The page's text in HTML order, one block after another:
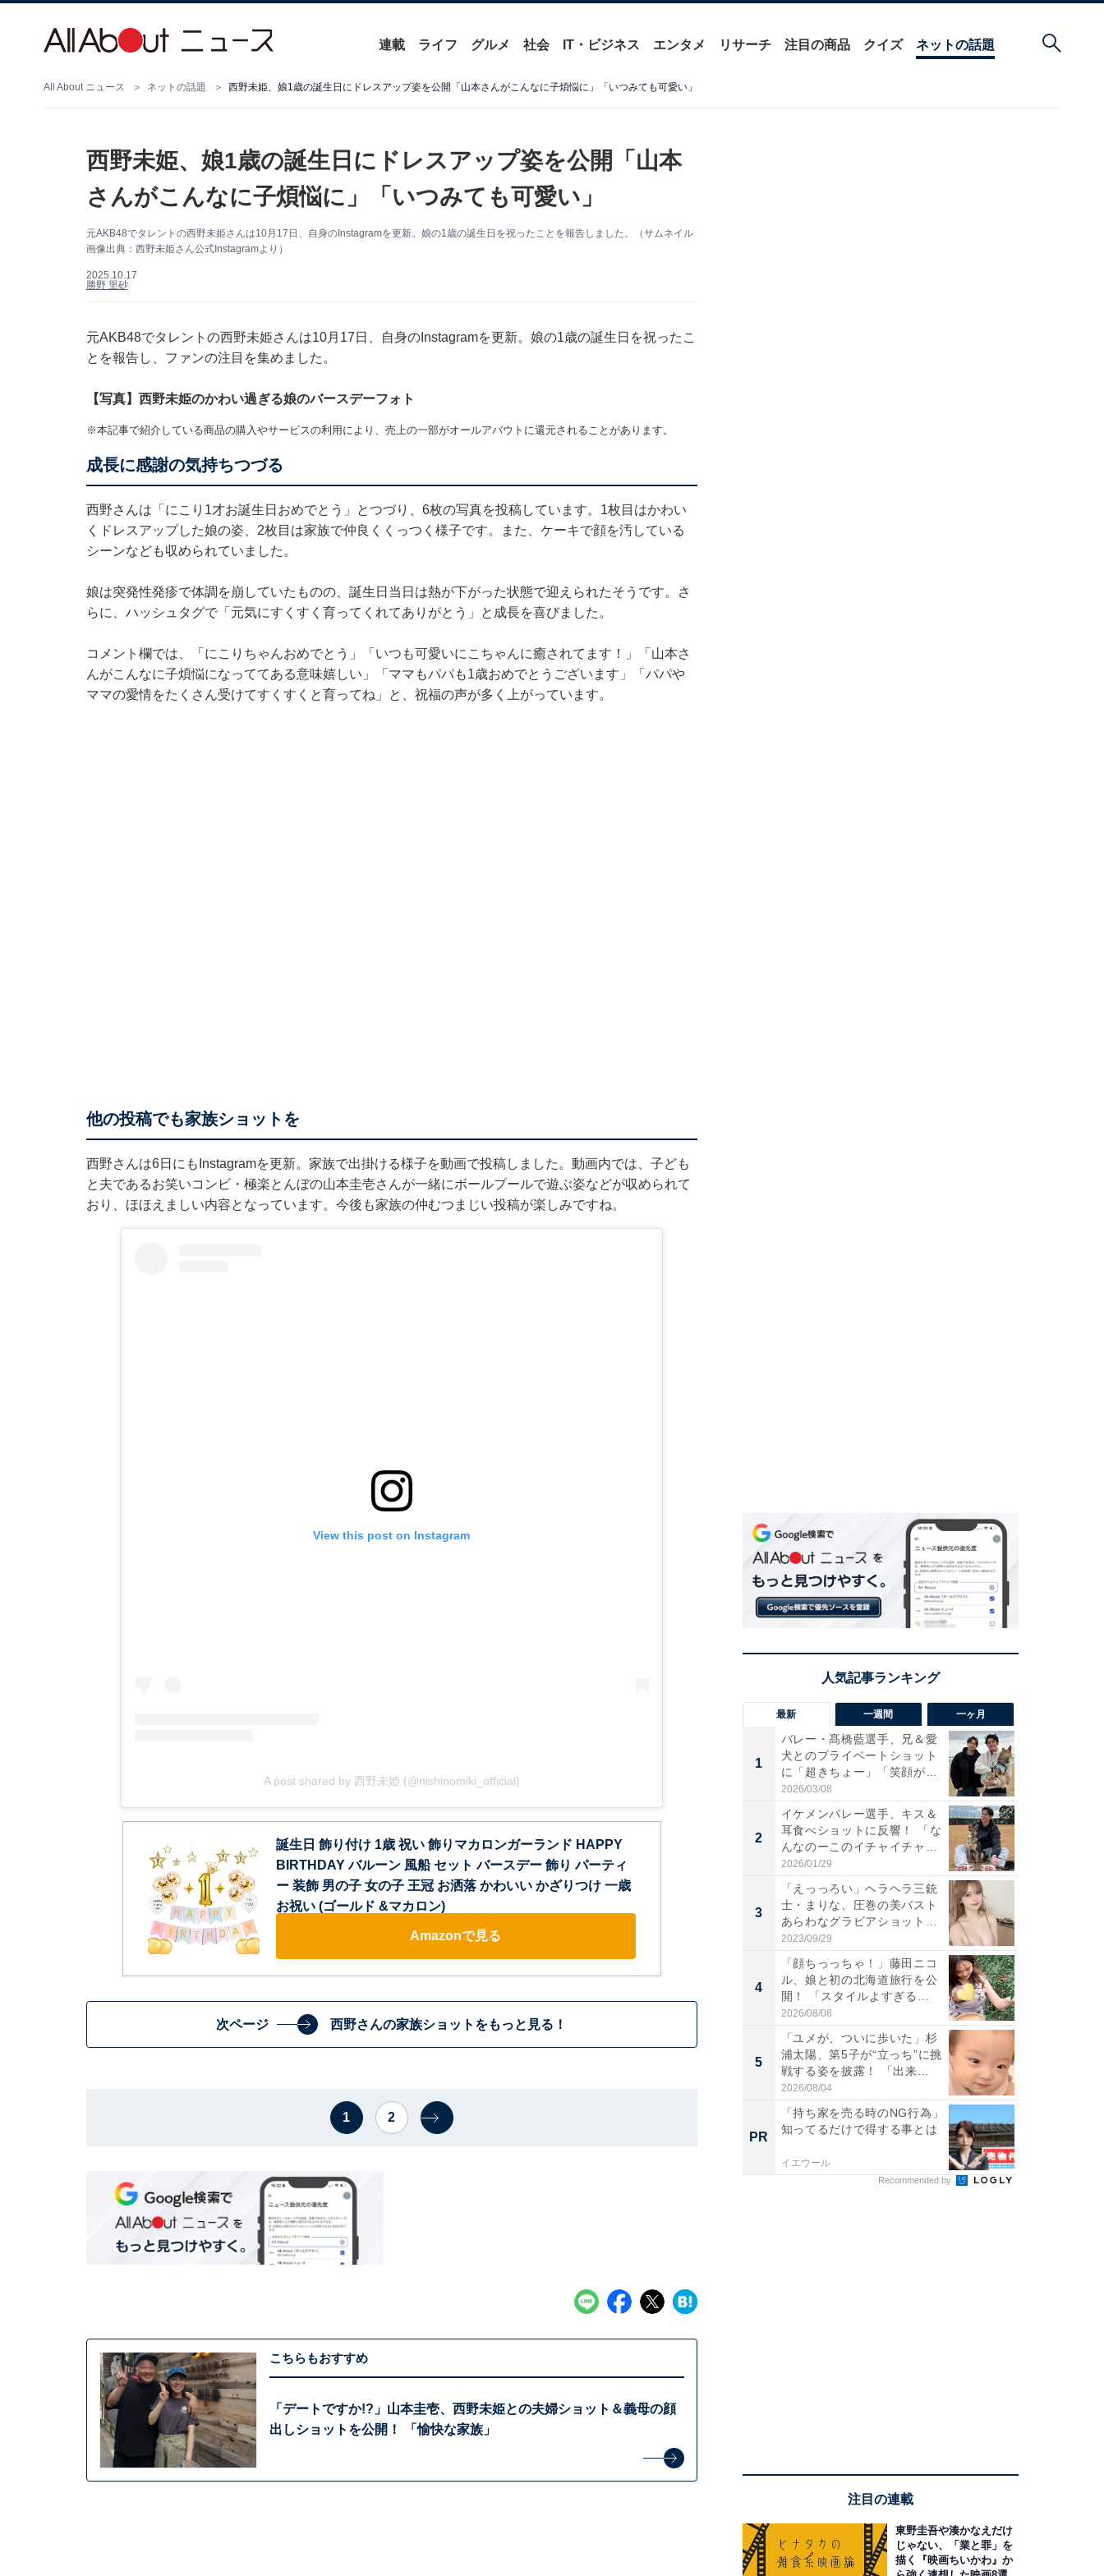
連載 ライフ グルメ 社会 IT・ビジネス エンタメ リサーチ 注目の商品 クイズ ネットの話題
All About ニュース ネットの話題 西野未姫、娘1歳の誕生日にドレスアップ姿を公開「山本さんがこんなに子煩悩に」「いつみても可愛い」
西野未姫、娘1歳の誕生日にドレスアップ姿を公開「山本
さんがこんなに子煩悩に」「いつみても可愛い」
元AKB48でタレントの西野未姫さんは10月17日、自身のInstagramを更新。娘の1歳の誕生日を祝ったことを報告しました。（サムネイル
画像出典：西野未姫さん公式Instagramより）
2025.10.17
勝野 里砂
元AKB48でタレントの西野未姫さんは10月17日、自身のInstagramを更新。娘の1歳の誕生日を祝ったこ
とを報告し、ファンの注目を集めました。
【写真】西野未姫のかわい過ぎる娘のバースデーフォト
※本記事で紹介している商品の購入やサービスの利用により、売上の一部がオールアバウトに還元されることがあります。
成長に感謝の気持ちつづる
西野さんは「にこり1才お誕生日おめでとう」とつづり、6枚の写真を投稿しています。1枚目はかわい
くドレスアップした娘の姿、2枚目は家族で仲良くくっつく様子です。また、ケーキで顔を汚している
シーンなども収められていました。
娘は突発性発疹で体調を崩していたものの、誕生日当日は熱が下がった状態で迎えられたそうです。さ
らに、ハッシュタグで「元気にすくすく育ってくれてありがとう」と成長を喜びました。
コメント欄では、「にこりちゃんおめでとう」「いつも可愛いにこちゃんに癒されてます！」「山本さ
んがこんなに子煩悩になっててある意味嬉しい」「ママもパパも1歳おめでとうございます」「パパや
ママの愛情をたくさん受けてすくすくと育ってね」と、祝福の声が多く上がっています。
他の投稿でも家族ショットを
西野さんは6日にもInstagramを更新。家族で出掛ける様子を動画で投稿しました。動画内では、子ども
と夫であるお笑いコンビ・極楽とんぼの山本圭壱さんが一緒にボールプールで遊ぶ姿などが収められて
おり、ほほえましい内容となっています。今後も家族の仲むつまじい投稿が楽しみですね。
View this post on Instagram
A post shared by 西野未姫 (@nishinomiki_official)
誕生日 飾り付け 1歳 祝い 飾りマカロンガーランド HAPPY
BIRTHDAY バルーン 風船 セット バースデー 飾り パーティ
ー 装飾 男の子 女の子 王冠 お洒落 かわいい かざりつけ 一歳
お祝い (ゴールド &マカロン)
Amazonで見る
次ページ 西野さんの家族ショットをもっと見る！
1 2
こちらもおすすめ
「デートですか!?」山本圭壱、西野未姫との夫婦ショット＆義母の顔
出しショットを公開！ 「愉快な家族」
最新 一週間 一ヶ月
1
バレー・髙橋藍選手、兄＆愛
犬とのプライベートショット
に「超きちょー」「笑顔が見
れ...
2026/03/08
2
イケメンバレー選手、キス＆
耳食べショットに反響！ 「な
んなのーこのイチャイチャ
感...
2026/01/29
3
「えっっろい」ヘラヘラ三銃
士・まりな、圧巻の美バスト
あらわなグラビアショット公
開...
2023/09/29
4
「顔ちっっちゃ！」藤田ニコ
ル、娘と初の北海道旅行を公
開！ 「スタイルよすぎる
よ〜...
2026/08/08
5
「ユメが、ついに歩いた」杉
浦太陽、第5子が“立っち”に挑
戦する姿を披露！ 「出来...
2026/08/04
PR
「持ち家を売る時のNG行為」
知ってるだけで得する事とは
イエウール
Recommended by
注目の連載
東野圭吾や湊かなえだけ
じゃない、「業と罪」を
描く『映画ちいかわ』か